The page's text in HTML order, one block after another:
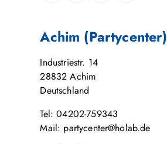
Achim (Partycenter)
Industriestr. 14
28832 Achim
Deutschland
Tel: 04202-759343
Mail: partycenter@holab.de